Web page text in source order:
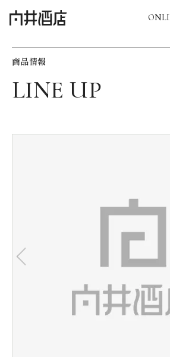
飲食店経営のお客様
お気に入り機能の活用方法
会社情報
商品情報